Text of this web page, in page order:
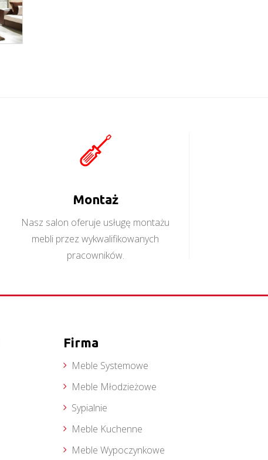
Montaż
Nasz salon oferuje usługę montażu
mebli przez wykwalifikowanych
pracowników.
Firma
Meble Systemowe
Meble Młodzieżowe
Sypialnie
Meble Kuchenne
Meble Wypoczynkowe